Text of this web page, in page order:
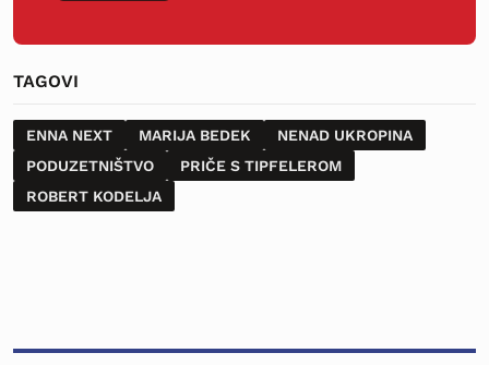
TAGOVI
ENNA NEXT MARIJA BEDEK
NENAD UKROPINA
PODUZETNIŠTVO
PRIČE S TIPFELEROM
ROBERT KODELJA